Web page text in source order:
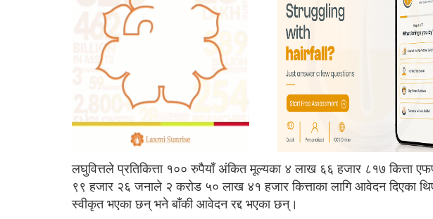
लघुवित्तले प्रतिकित्ता १०० रुपैयाँ अंकित मूल्यका ४ लाख ६६ हजार ८१७ कित्ता
९९ हजार २६ जनाले २ करोड ५० लाख ४१ हजार कित्ताका लागि आवेदन
स्वीकृत भएका छन् भने बाँकी आवेदन रद्द भएका छन्।